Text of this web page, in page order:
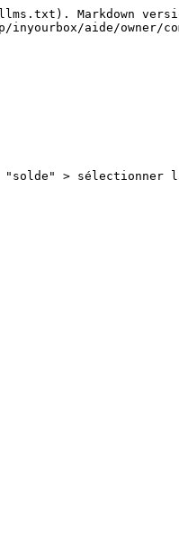
Markdown
aide/owner/
> sélectionner